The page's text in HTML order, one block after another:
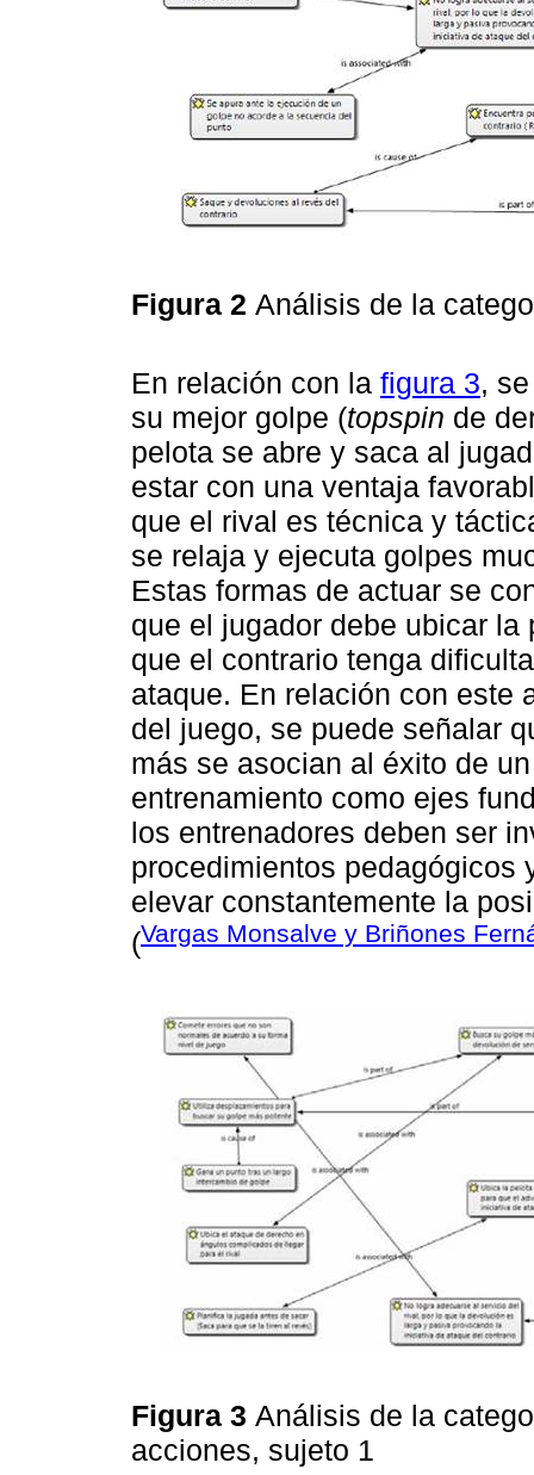
Figura 2 Análisis de la
En relación con la figura 3,
su mejor golpe (topspin de
pelota se abre y saca al
estar con una ventaja
que el rival es técnica y
se relaja y ejecuta golpes
Estas formas de actuar se
que el jugador debe ubicar
que el contrario tenga
ataque. En relación con este
del juego, se puede señalar
más se asocian al éxito de
entrenamiento como ejes
los entrenadores deben ser
procedimientos pedagógicos
elevar constantemente la
(Vargas Monsalve y Briñones
Figura 3 Análisis de la
acciones, sujeto 1